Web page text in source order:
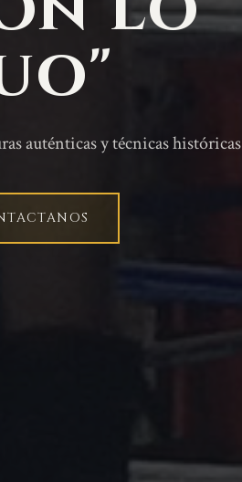
auténticas y técnicas históricas